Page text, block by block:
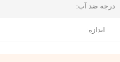
درجه ضد آب:
اندازه: